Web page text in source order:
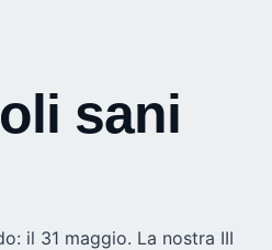
sani
il 31 maggio. La nostra III